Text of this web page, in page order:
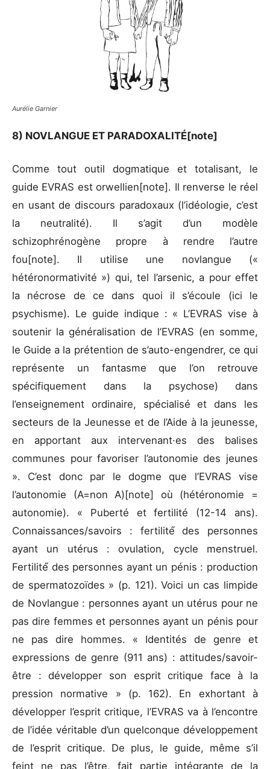
Aurélie Garnier
8) NOVLANGUE ET PARADOXALITÉ[note]
Comme tout outil dogmatique et totalisant, le
guide EVRAS est orwellien[note]. Il renverse le réel
en usant de discours paradoxaux (l’idéologie, c’est
la neutralité). Il s’agit d’un modèle
schizophrénogène propre à rendre l’autre
fou[note]. Il utilise une novlangue («
hétéronormativité ») qui, tel l’arsenic, a pour effet
la nécrose de ce dans quoi il s’écoule (ici le
psychisme). Le guide indique : « L’EVRAS vise à
soutenir la généralisation de l’EVRAS (en somme,
le Guide a la prétention de s’auto-engendrer, ce qui
représente un fantasme que l’on retrouve
spécifiquement dans la psychose) dans
l’enseignement ordinaire, spécialisé et dans les
secteurs de la Jeunesse et de l’Aide à la jeunesse,
en apportant aux intervenant·es des balises
communes pour favoriser l’autonomie des jeunes
». C’est donc par le dogme que l’EVRAS vise
l’autonomie (A=non A)[note] où (hétéronomie =
autonomie). « Puberté et fertilité (12-14 ans).
Connaissances/savoirs : fertilité́ des personnes
ayant un utérus : ovulation, cycle menstruel.
Fertilité́ des personnes ayant un pénis : production
de spermatozoïdes » (p. 121). Voici un cas limpide
de Novlangue : personnes ayant un utérus pour ne
pas dire femmes et personnes ayant un pénis pour
ne pas dire hommes. « Identités de genre et
expressions de genre (911 ans) : attitudes/savoir-
être : développer son esprit critique face à la
pression normative » (p. 162). En exhortant à
développer l’esprit critique, l’EVRAS va à l’encontre
de l’idée véritable d’un quelconque développement
de l’esprit critique. De plus, le guide, même s’il
feint ne pas l’être, fait partie intégrante de la